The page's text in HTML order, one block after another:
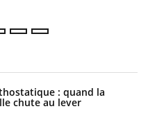
: quand la
chute au lever